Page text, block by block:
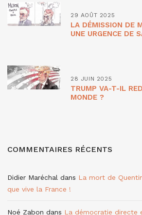
29 AOÛT 2025
LA DÉMISSION DE
UNE URGENCE DE
28 JUIN 2025
TRUMP VA-T-IL
MONDE ?
COMMENTAIRES RÉCENTS
Didier Maréchal dans La mort de
que vive la France !
Noé Zabon dans La démocratie directe